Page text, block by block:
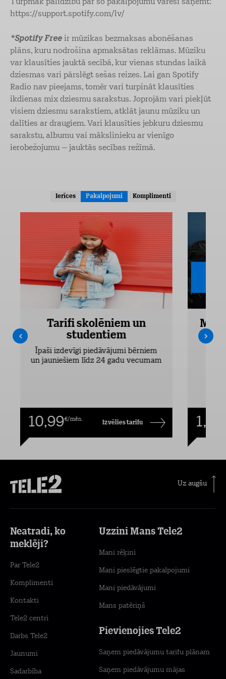
Turpmāk palīdzību par šo pakalpojumu varēsi saņemt:
https://support.spotify.com/lv/
*Spotify Free ir mūzikas bezmaksas abonēšanas
plāns, kuru nodrošina apmaksātas reklāmas. Mūziku
var klausīties jauktā secībā, kur vienas stundas laikā
dziesmas vari pārslēgt sešas reizes. Lai gan Spotify
Radio nav pieejams, tomēr vari turpināt klausīties
ikdienas mix dziesmu sarakstus. Joprojām vari piekļūt
visiem dziesmu sarakstiem, atklāt jaunu mūziku un
dalīties ar draugiem. Vari klausīties jebkuru dziesmu
sarakstu, albumu vai mākslinieku ar vienīgo
ierobežojumu – jauktās secības režīmā.
Ierīces Pakalpojumi Komplimenti
Tarifi skolēniem un
studentiem
Īpaši izdevīgi piedāvājumi bērniem
un jauniešiem līdz 24 gadu vecumam
10,99€/mēn. Izvēlies tarifu 1,00
Uz augšu
Neatradi, ko
meklēji?
Par Tele2
Komplimenti
Kontakti
Tele2 centri
Darbs Tele2
Jaunumi
Sadarbība
Uzzini Mans Tele2
Mani rēķini
Mani pieslēgtie pakalpojumi
Mani piedāvājumi
Mans patēriņš
Pievienojies Tele2
Saņem piedāvājumu tarifu plānam
Saņem piedāvājumu mājas